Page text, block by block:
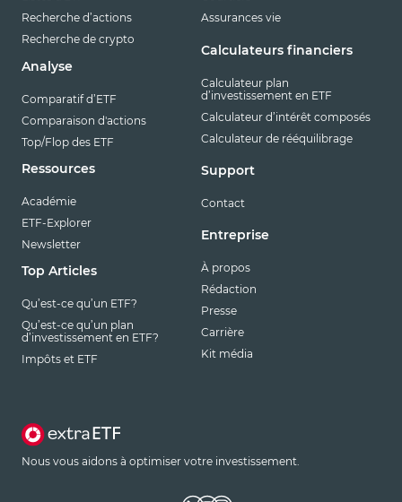
Recherche d’actions
Recherche de crypto
Analyse
Comparatif d’ETF
Comparaison d'actions
Top/Flop des ETF
Ressources
Académie
ETF-Explorer
Newsletter
Top Articles
Qu’est-ce qu’un ETF?
Qu’est-ce qu’un plan
d’investissement en ETF?
Impôts et ETF
Assurances vie
Calculateurs financiers
Calculateur plan
d’investissement en ETF
Calculateur d’intérêt composés
Calculateur de rééquilibrage
Support
Contact
Entreprise
À propos
Rédaction
Presse
Carrière
Kit média
Nous vous aidons à optimiser votre investissement.